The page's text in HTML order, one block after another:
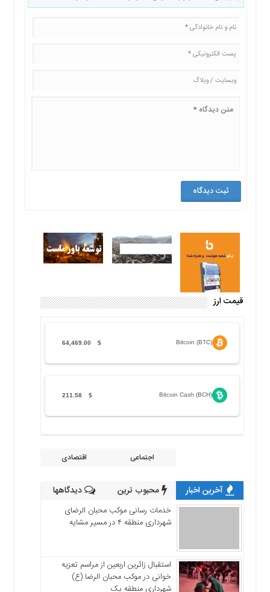
قیمت ارز
Bitcoin (BTC)
$
64,469.00
Bitcoin Cash (BCH)
$
211.58
اجتماعی اقتصادی
آخرین اخبار محبوب ترین دیدگاهها
خدمات رسانی موکب محبان الرضای
شهرداری منطقه ۴ در مسیر مشایه
استقبال زائرین اربعین از مراسم تعزیه
خوانی در موکب محبان الرضا (ع)
شهرداری منطقه یک